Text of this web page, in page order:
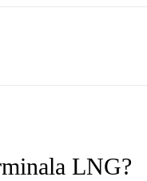
LNG?